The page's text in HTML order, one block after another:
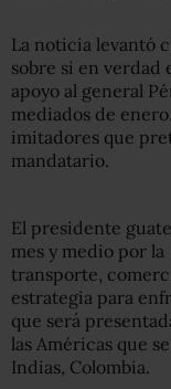
La noticia levantó
sobre si en verdad
apoyo al general
mediados de
imitadores que
mandatario.
El presidente
mes y medio por
transporte,
estrategia para
que será
las Américas que
Indias, Colombia.